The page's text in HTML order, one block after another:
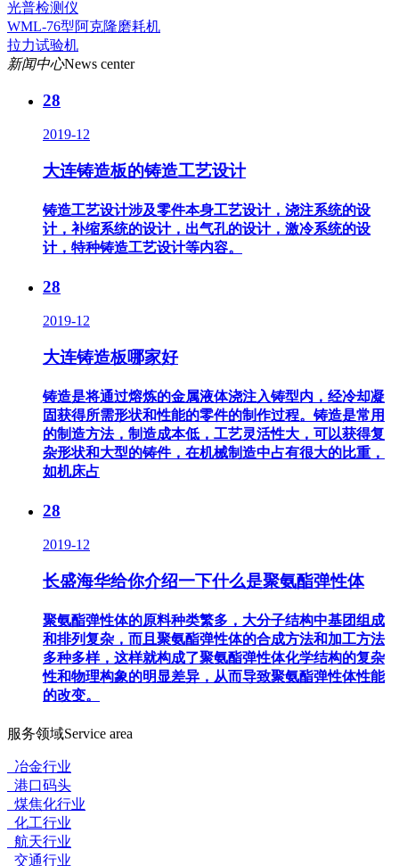
光普检测仪
WML-76型阿克隆磨耗机
拉力试验机
新闻中心News center
28
2019-12
大连铸造板的铸造工艺设计
铸造工艺设计涉及零件本身工艺设计，浇注系统的设
计，补缩系统的设计，出气孔的设计，激冷系统的设
计，特种铸造工艺设计等内容。
28
2019-12
大连铸造板哪家好
铸造是将通过熔炼的金属液体浇注入铸型内，经冷却凝
固获得所需形状和性能的零件的制作过程。铸造是常用
的制造方法，制造成本低，工艺灵活性大，可以获得复
杂形状和大型的铸件，在机械制造中占有很大的比重，
如机床占
28
2019-12
长盛海华给你介绍一下什么是聚氨酯弹性体
聚氨酯弹性体的原料种类繁多，大分子结构中基团组成
和排列复杂，而且聚氨酯弹性体的合成方法和加工方法
多种多样，这样就构成了聚氨酯弹性体化学结构的复杂
性和物理构象的明显差异，从而导致聚氨酯弹性体性能
的改变。
服务领域Service area
冶金行业
港口码头
煤焦化行业
化工行业
航天行业
交通行业